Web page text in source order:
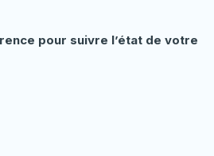
pour suivre l’état de votre